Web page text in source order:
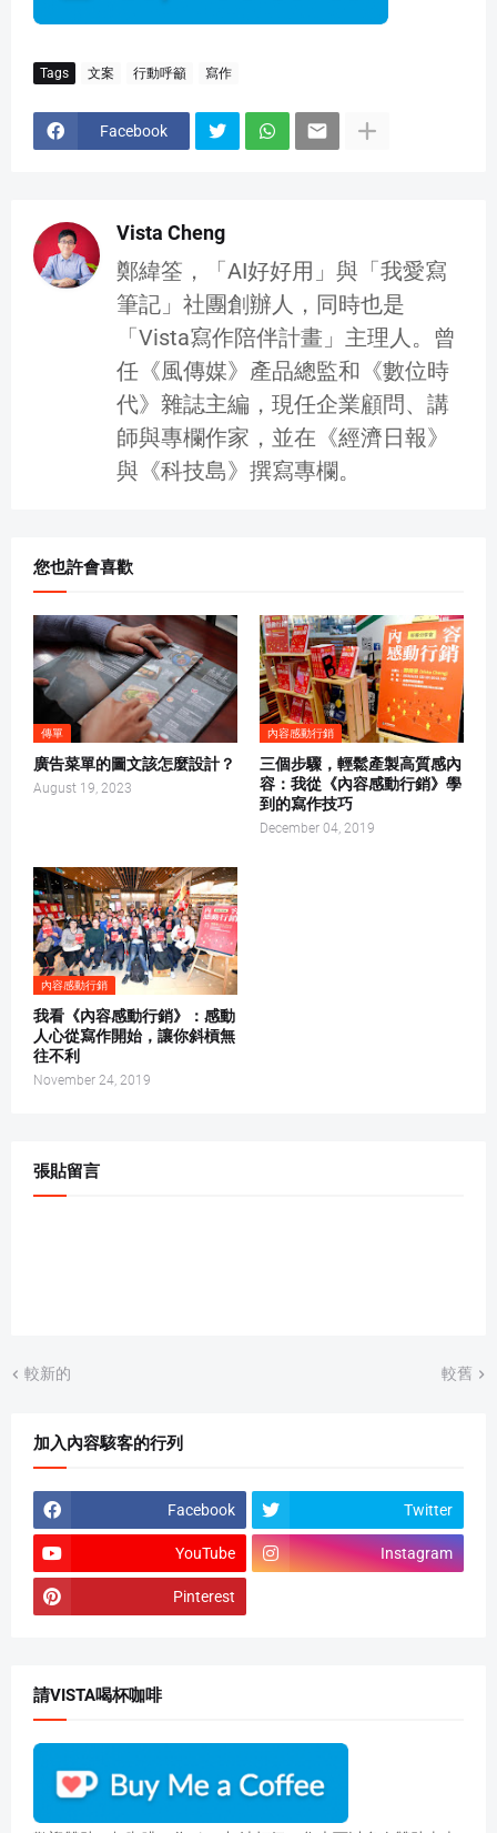
Tags 文案 行動呼籲 寫作
Facebook
Vista Cheng
鄭緯筌，「AI好好用」與「我愛寫
筆記」社團創辦人，同時也是
「Vista寫作陪伴計畫」主理人。曾
任《風傳媒》產品總監和《數位時
代》雜誌主編，現任企業顧問、講
師與專欄作家，並在《經濟日報》
與《科技島》撰寫專欄。
您也許會喜歡
傳單
廣告菜單的圖文該怎麼設計？
August 19, 2023
內容感動行銷
三個步驟，輕鬆產製高質感內
容：我從《內容感動行銷》學
到的寫作技巧
December 04, 2019
內容感動行銷
我看《內容感動行銷》：感動
人心從寫作開始，讓你斜槓無
往不利
November 24, 2019
張貼留言
較新的 較舊
加入內容駭客的行列
Facebook Twitter
YouTube Instagram
Pinterest
請VISTA喝杯咖啡